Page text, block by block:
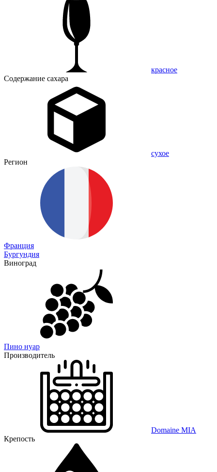
красное
Содержание сахара
сухое
Регион
Франция
Бургундия
Виноград
Пино нуар
Производитель
Domaine MIA
Крепость